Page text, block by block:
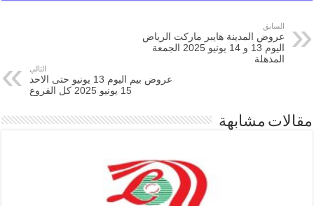
السابق
عروض المدينة هايبر ماركت الرياض
اليوم 13 و 14 يونيو 2025 الجمعة
المذهلة
التالي
عروض بيم اليوم 13 يونيو حتى الاحد
15 يونيو 2025 كل الفروع
مقالات مشابهة